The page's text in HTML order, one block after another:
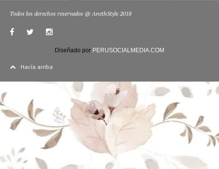
Todos los derechos reservados @ AnethStyle 2018
Diseñado por PERUSOCIALMEDIA.COM
Hacía arriba